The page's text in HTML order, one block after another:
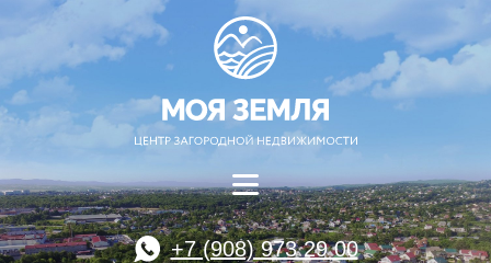
+7 (908) 973 29 00